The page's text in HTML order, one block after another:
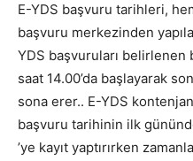
E-YDS başvuru tarihleri,
başvuru merkezinden
YDS başvuruları
saat 14.00’da başlayarak
sona erer.. E-YDS
başvuru tarihinin ilk
’ye kayıt yaptırırken